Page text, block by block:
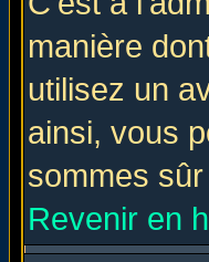
manière
utilisez un
ainsi, vous
sommes
Revenir en